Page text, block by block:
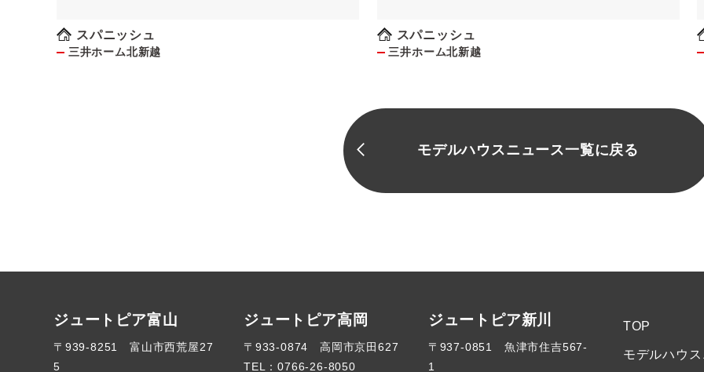
スパニッシュ
三井ホーム北新越
スパニッシュ
三井ホーム北新越
モデルハウスニュース一覧に戻る
TOP
モデルハウス
ジュートピア富山
〒939-8251 富山市西荒屋27
5
ジュートピア高岡
〒933-0874 高岡市京田627
TEL：0766-26-8050
ジュートピア新川
〒937-0851 魚津市住吉567-
1